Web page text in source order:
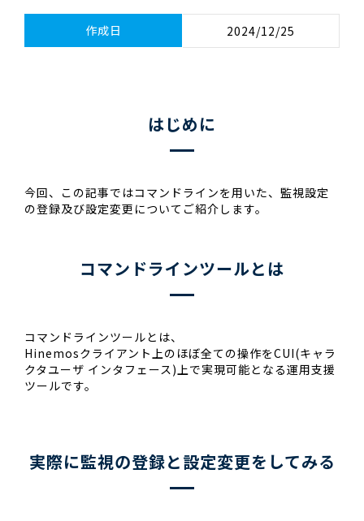
作成日 2024/12/25
はじめに
今回、この記事ではコマンドラインを用いた、監視設定
の登録及び設定変更についてご紹介します。
コマンドラインツールとは
コマンドラインツールとは、
Hinemosクライアント上のほぼ全ての操作をCUI(キャラ
クタユーザ インタフェース)上で実現可能となる運用支援
ツールです。
実際に監視の登録と設定変更をしてみる